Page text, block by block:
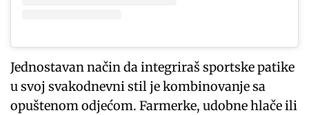
Jednostavan način da integriraš sportske patike
u svoj svakodnevni stil je kombinovanje sa
opuštenom odjećom. Farmerke, udobne hlače ili